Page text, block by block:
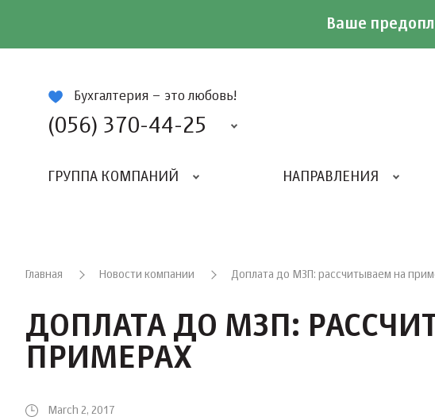
Ваше
Бухгалтерия – это любовь!
(056) 370-44-25
ГРУППА КОМПАНИЙ НАПРАВЛЕНИЯ
Главная Новости компании Доплата до МЗП: рассчитываем на
ДОПЛАТА ДО МЗП:
ПРИМЕРАХ
March 2, 2017